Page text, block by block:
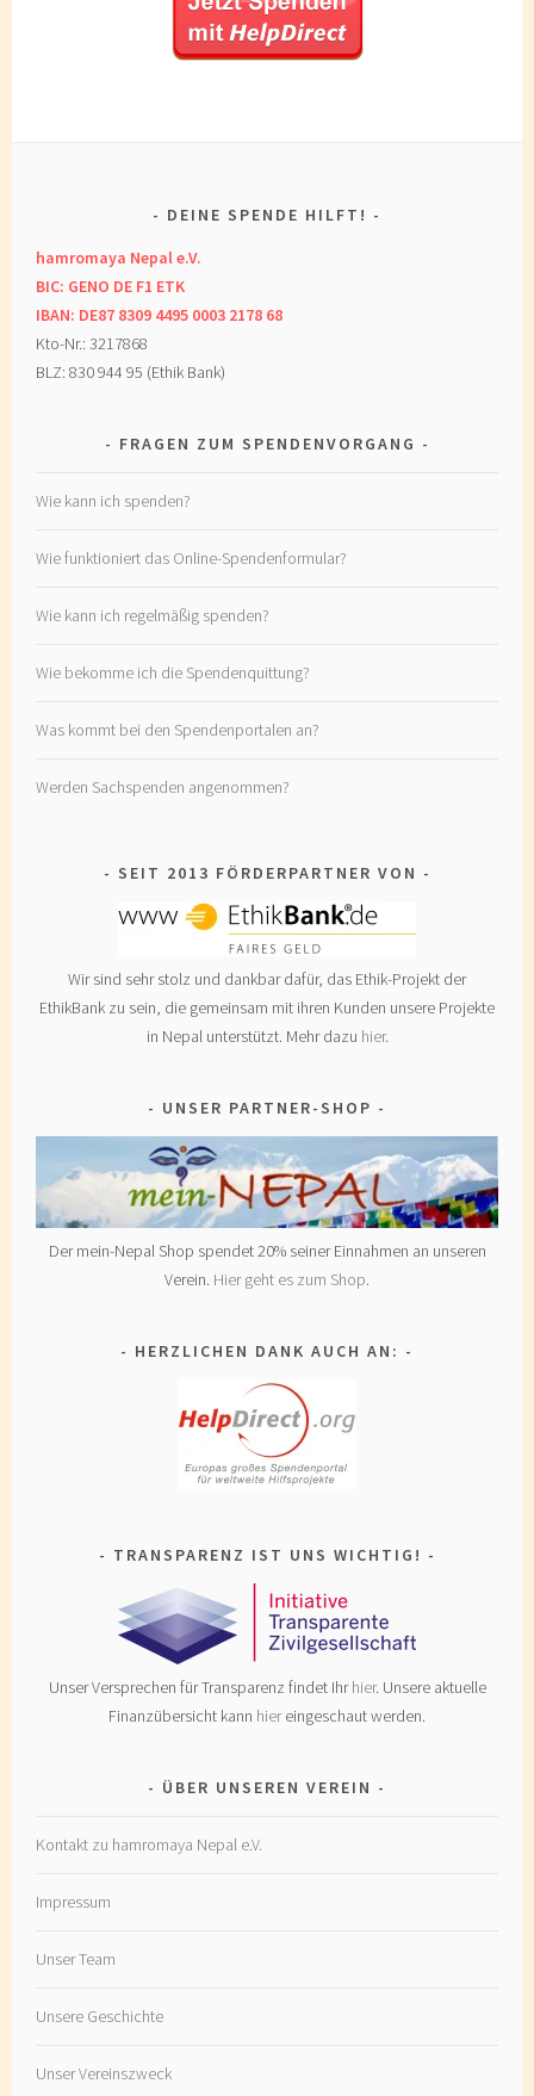
DEINE SPENDE HILFT!
hamromaya Nepal e.V.
BIC: GENO DE F1 ETK
IBAN: DE87 8309 4495 0003 2178 68
Kto-Nr.: 3217868
BLZ: 830 944 95 (Ethik Bank)
FRAGEN ZUM SPENDENVORGANG
Wie kann ich spenden?
Wie funktioniert das Online-Spendenformular?
Wie kann ich regelmäßig spenden?
Wie bekomme ich die Spendenquittung?
Was kommt bei den Spendenportalen an?
Werden Sachspenden angenommen?
SEIT 2013 FÖRDERPARTNER VON
Wir sind sehr stolz und dankbar dafür, das Ethik-Projekt der
EthikBank zu sein, die gemeinsam mit ihren Kunden unsere Projekte
in Nepal unterstützt. Mehr dazu hier.
UNSER PARTNER-SHOP
Der mein-Nepal Shop spendet 20% seiner Einnahmen an unseren
Verein. Hier geht es zum Shop.
HERZLICHEN DANK AUCH AN:
TRANSPARENZ IST UNS WICHTIG!
Unser Versprechen für Transparenz findet Ihrhier. Unsere aktuelle
Finanzübersicht kann hiereingeschaut werden.
ÜBER UNSEREN VEREIN
Kontakt zu hamromaya Nepal e.V.
Impressum
Unser Team
Unsere Geschichte
Unser Vereinszweck